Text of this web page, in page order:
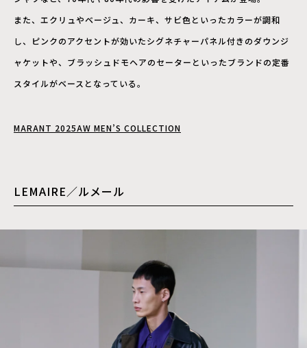
また、エクリュやベージュ、カーキ、サビ色といったカラーが調和
し、ピンクのアクセントが効いたシグネチャーパネル付きのダウンジ
ャケットや、ブラッシュドモヘアのセーターといったブランドの定番
スタイルがベースとなっている。
MARANT 2025AW MEN’S COLLECTION
LEMAIRE／ルメール